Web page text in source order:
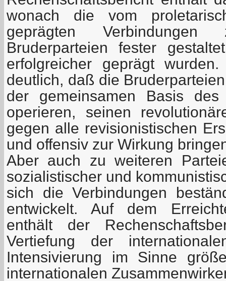
wonach die vom
geprägten Verbindungen
Bruderparteien fester
erfolgreicher geprägt
deutlich, daß die
der gemeinsamen Basis des
operieren, seinen
gegen alle revisionistischen
und offensiv zur Wirkung
Aber auch zu weiteren
sozialistischer und
sich die Verbindungen
entwickelt. Auf dem
enthält der
Vertiefung der
Intensivierung im Sinne
internationalen